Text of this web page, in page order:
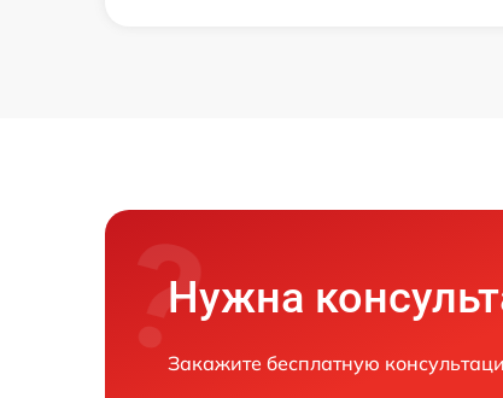
Нужна
Закажите бесплатную